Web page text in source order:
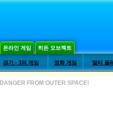
온라인 게임 히든 오브젝트
경기 - 3의 게임 영화 게임 멀티 플
FROM OUTER SPACE!